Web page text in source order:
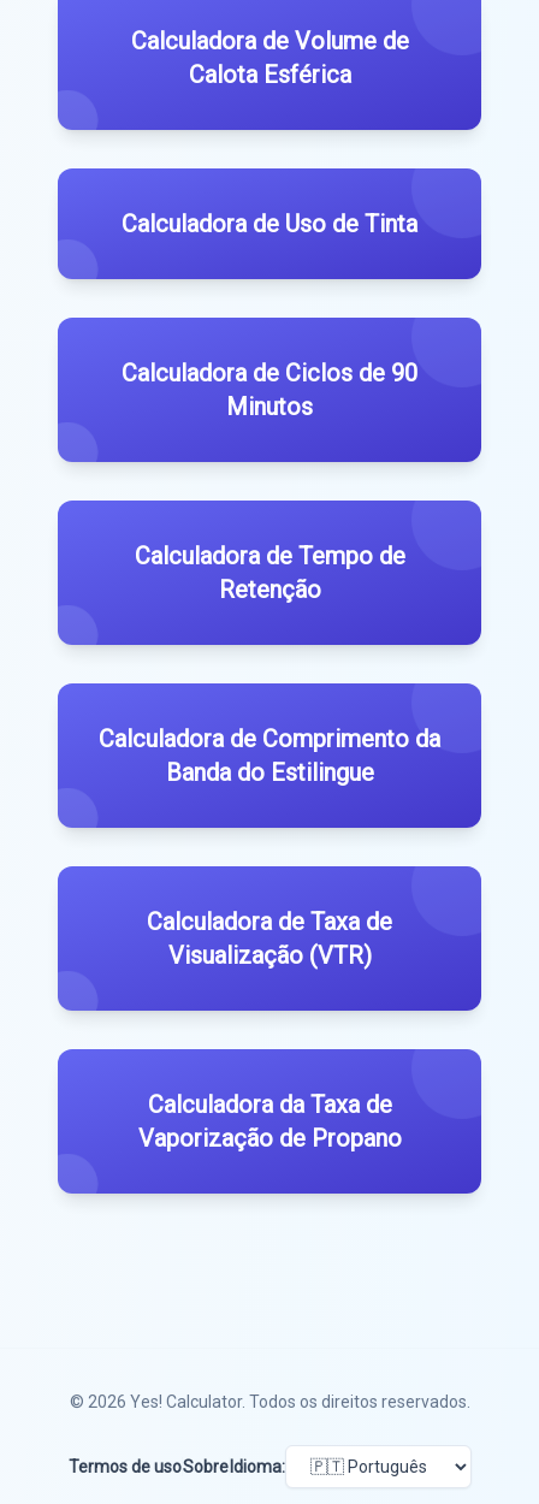
Calculadora de Volume de
Calota Esférica
Calculadora de Uso de Tinta
Calculadora de Ciclos de 90
Minutos
Calculadora de Tempo de
Retenção
Calculadora de Comprimento da
Banda do Estilingue
Calculadora de Taxa de
Visualização (VTR)
Calculadora da Taxa de
Vaporização de Propano
© 2026 Yes! Calculator. Todos os direitos reservados.
Termos de usoSobreIdioma: